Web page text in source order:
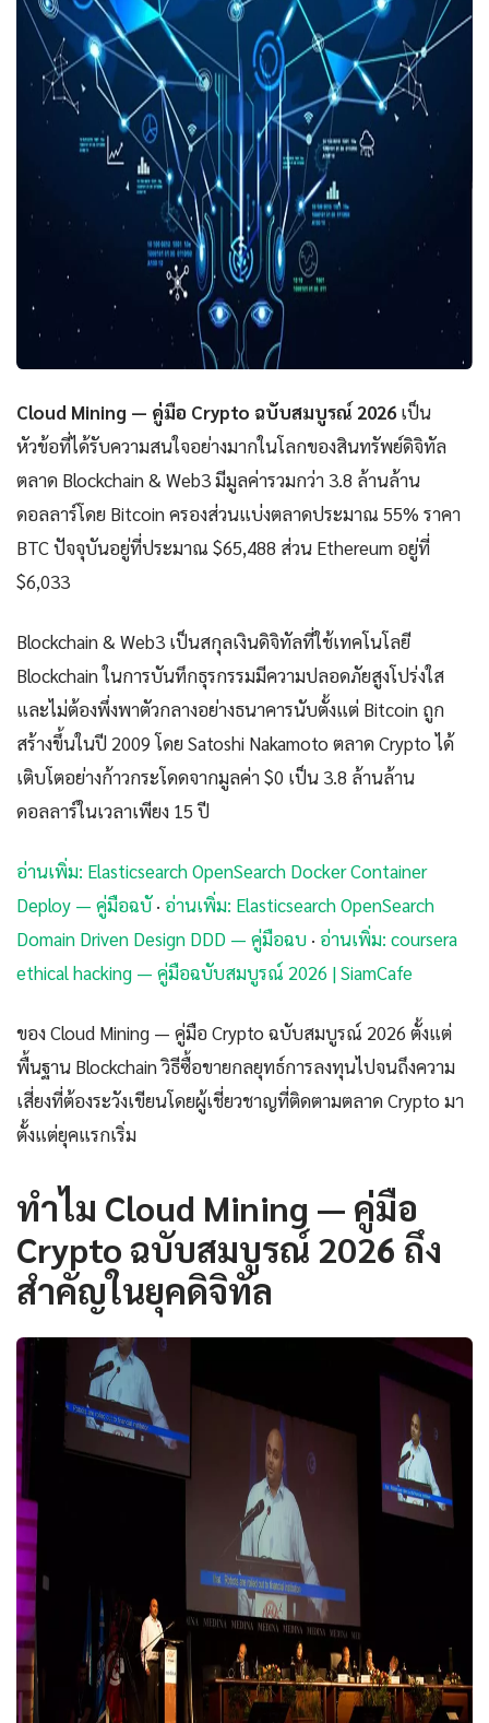
Cloud Mining — คู่มือ Crypto ฉบับสมบูรณ์ 2026 เป็น
หัวข้อที่ได้รับความสนใจอย่างมากในโลกของสินทรัพย์ดิจิทัล
ตลาด Blockchain & Web3 มีมูลค่ารวมกว่า 3.8 ล้านล้าน
ดอลลาร์โดย Bitcoin ครองส่วนแบ่งตลาดประมาณ 55% ราคา
BTC ปัจจุบันอยู่ที่ประมาณ $65,488 ส่วน Ethereum อยู่ที่
$6,033
Blockchain & Web3 เป็นสกุลเงินดิจิทัลที่ใช้เทคโนโลยี
Blockchain ในการบันทึกธุรกรรมมีความปลอดภัยสูงโปร่งใส
และไม่ต้องพึ่งพาตัวกลางอย่างธนาคารนับตั้งแต่ Bitcoin ถูก
สร้างขึ้นในปี 2009 โดย Satoshi Nakamoto ตลาด Crypto ได้
เติบโตอย่างก้าวกระโดดจากมูลค่า $0 เป็น 3.8 ล้านล้าน
ดอลลาร์ในเวลาเพียง 15 ปี
อ่านเพิ่ม: Elasticsearch OpenSearch Docker Container
Deploy — คู่มือฉบั· อ่านเพิ่ม: Elasticsearch OpenSearch
Domain Driven Design DDD — คู่มือฉบ · อ่านเพิ่ม: coursera
ethical hacking — คู่มือฉบับสมบูรณ์ 2026 | SiamCafe
ของ Cloud Mining — คู่มือ Crypto ฉบับสมบูรณ์ 2026 ตั้งแต่
พื้นฐาน Blockchain วิธีซื้อขายกลยุทธ์การลงทุนไปจนถึงความ
เสี่ยงที่ต้องระวังเขียนโดยผู้เชี่ยวชาญที่ติดตามตลาด Crypto มา
ตั้งแต่ยุคแรกเริ่ม
ทำไม Cloud Mining — คู่มือ
Crypto ฉบับสมบูรณ์ 2026 ถึง
สำคัญในยุคดิจิทัล